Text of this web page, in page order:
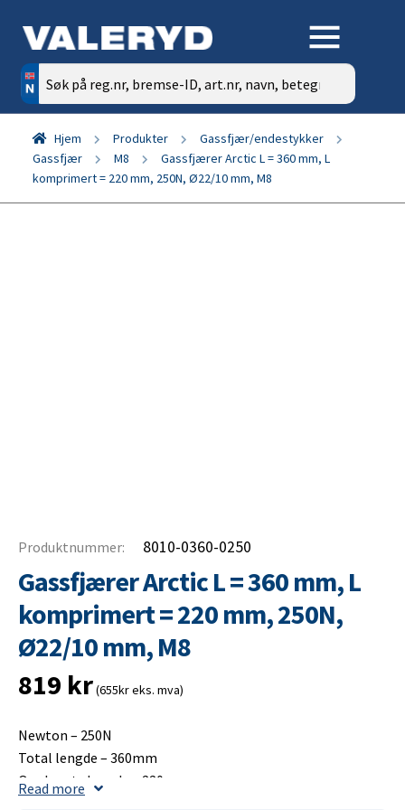
Søk
etter:
Hjem Produkter
Gassfjær/endestykker
Gassfjær
M8
Gassfjærer Arctic L = 360 mm, L
komprimert = 220 mm, 250N, Ø22/10 mm, M8
Produktnummer: 8010-0360-0250
Gassfjærer Arctic L = 360 mm, L
komprimert = 220 mm, 250N,
Ø22/10 mm, M8
819 kr(655kr eks. mva)
Newton – 250N
Total lengde – 360mm
Opplagets lengde – 220mm
Read more